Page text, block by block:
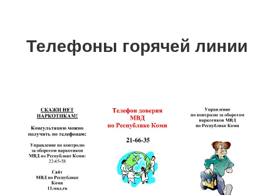
Телефоны горячей линии